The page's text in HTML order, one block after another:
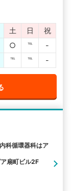
土 日
祝
○ ℡
-
℡ ℡ -
科循環器科はア
扇町ビル2F